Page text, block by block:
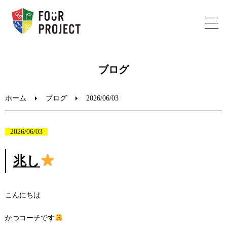
ブログ
ホーム ブログ 2026/06/03
2026/06/03
兆し
こんにちは
かつコーチです